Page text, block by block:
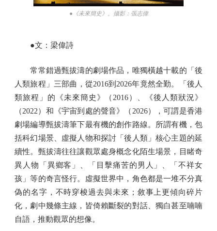
●《未來簡史》。攝影：張志偉
●文：梁偉詩
常常錯過甄拔濤的劇場作品，唯獨橫越十載的「後
人類旅程」三部曲，從2016到2026年竟然全勤。「後人
類旅程」的《未來簡史》（2016）、《後人類狀況》
（2022）和《宇宙到處的聲音》（2026），可謂是香港
劇場編導甄拔濤筆下最有機的創作路線。所謂有機，包
括科幻場景、虛擬人物和探討「後人類」核心主題的延
續性。甄拔濤往往讓觀眾處身概念化陌生場景，目睹奇
異人物「異鄉客」、「目擊痛苦的男人」、「不祥女
孩」等的奇言怪行。虛擬世界中，角色都是一堆不分真
偽的名字，不時穿梭過去與未來；敘事上更傾向碎片
化，劇中幾條主線，皆倚賴斷裂的對話、獨白甚至喃喃
自語，推動觀眾的想像。